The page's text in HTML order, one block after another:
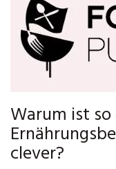
Warum ist so
clever?